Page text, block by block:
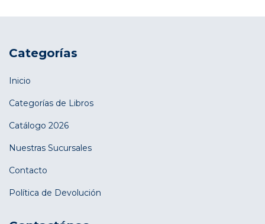
Categorías
Inicio
Categorías de Libros
Catálogo 2026
Nuestras Sucursales
Contacto
Política de Devolución